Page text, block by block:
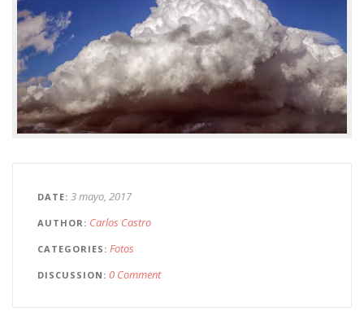
DATE 3 mayo, 2017
AUTHOR Carlos Castro
CATEGORIES Fotos
DISCUSSION 0 Comment